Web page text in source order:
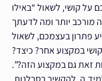
על קושי, לשאול “באילו
מורכב יותר ומה לדעתך
פתרון בעצמכם, לשאול
במקצוע אחר? כיצד?
זאת גם במקצוע הזה?”.